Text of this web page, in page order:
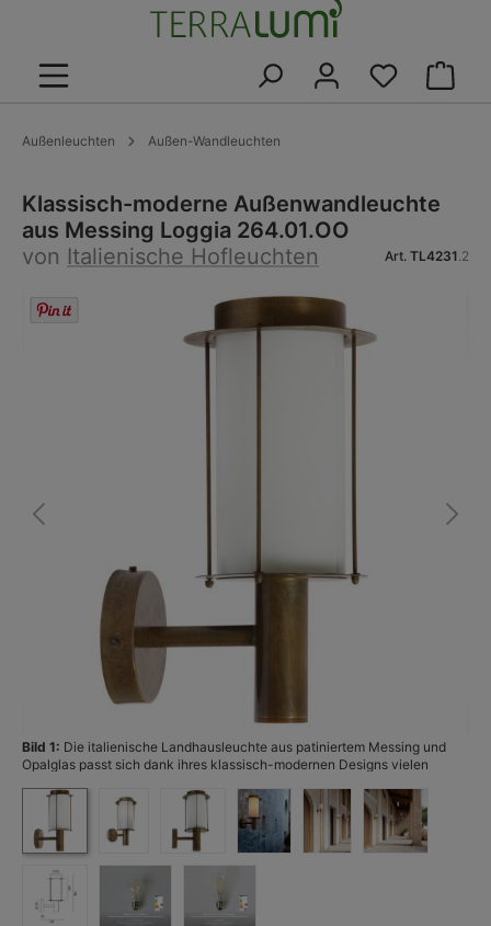
Außenleuchten Außen-Wandleuchten
Klassisch-moderne Außenwandleuchte
aus Messing Loggia 264.01.OO
von Italienische Hofleuchten Art. TL4231.2
Bildergalerie überspringen
Bild 1: Die italienische Landhausleuchte aus patiniertem Messing und
Opalglas passt sich dank ihres klassisch-modernen Designs vielen